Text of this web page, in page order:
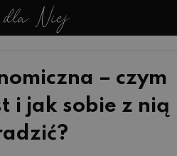
– czym
i jak sobie z nią